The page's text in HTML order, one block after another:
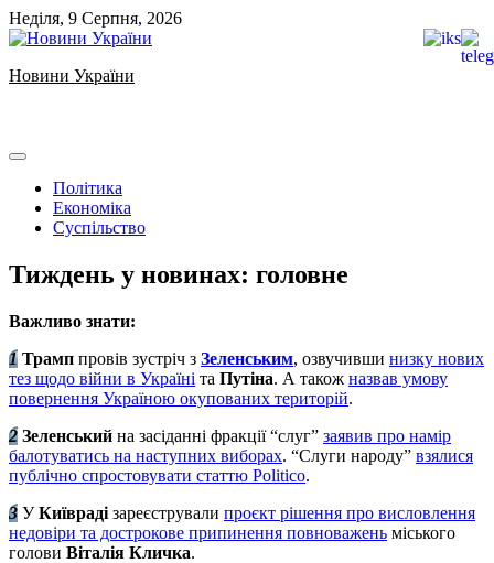
Skip
to
Неділя, 9 Серпня, 2026
Новини України
Політика
Економіка
Суспільство
Тиждень у новинах: головне
Важливо знати:
1️ Трамп провів зустріч з Зеленським, озвучивши низку нових
тез щодо війни в Україні та Путіна. А також назвав умову
повернення Україною окупованих територій.
2️ Зеленський на засіданні фракції “слуг” заявив про намір
балотуватись на наступних виборах. “Слуги народу” взялися
публічно спростовувати статтю Politico.
3️ УКиївраді зареєстрували проєкт рішення про висловлення
недовіри та дострокове припинення повноважень міського
голови Віталія Кличка.